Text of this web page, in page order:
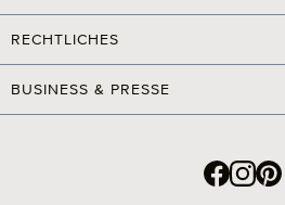
RECHTLICHES
BUSINESS & PRESSE